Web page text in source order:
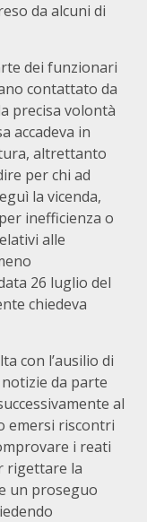
da alcuni di
dei funzionari
contattato da
precisa volontà
accadeva in
altrettanto
per chi ad
la vicenda,
inefficienza o
alle
26 luglio del
chiedeva
con l’ausilio di
notizie da parte
al
emersi riscontri
i reati
rigettare la
un proseguo